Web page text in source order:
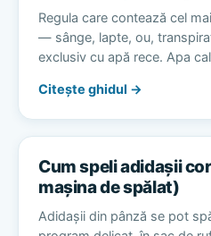
Regula care contează cel
— sânge, lapte, ou,
exclusiv cu apă rece. Apa
Citește ghidul →
Cum speli adidașii
mașina de spălat)
Adidașii din pânză se pot